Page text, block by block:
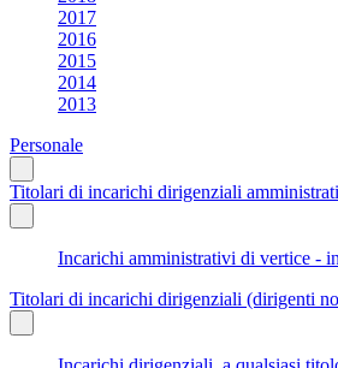
2017
2016
2015
2014
2013
Personale
Titolari di incarichi dirigenziali
Incarichi amministrativi di vertice -
Titolari di incarichi dirigenziali (dirigenti